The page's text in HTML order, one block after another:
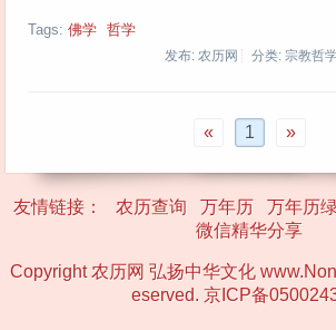
Tags: 佛学 哲学
发布: 农历网 分类: 宗教哲
« 1 »
友情链接： 农历查询 万年历 万年历
微信精华分享
Copyright 农历网 弘扬中华文化
eserved. 京ICP备